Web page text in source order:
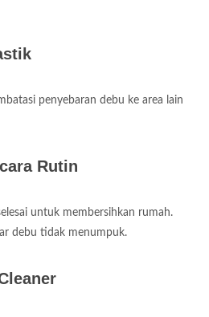
penyebaran debu ke area lain
Rutin
untuk membersihkan rumah.
debu tidak menumpuk.